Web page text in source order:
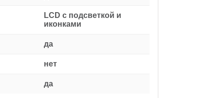
LCD с подсветкой и
иконками
да
нет
да